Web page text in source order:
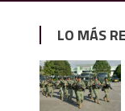
LO MÁS